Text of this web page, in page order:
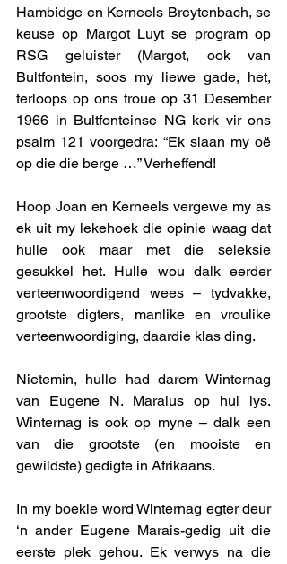
Hambidge en Kerneels Breytenbach, se
keuse op Margot Luyt se program op
RSG geluister (Margot, ook van
Bultfontein, soos my liewe gade, het,
terloops op ons troue op 31 Desember
1966 in Bultfonteinse NG kerk vir ons
psalm 121 voorgedra: “Ek slaan my oë
op die die berge …” Verheffend!
Hoop Joan en Kerneels vergewe my as
ek uit my lekehoek die opinie waag dat
hulle ook maar met die seleksie
gesukkel het. Hulle wou dalk eerder
verteenwoordigend wees – tydvakke,
grootste digters, manlike en vroulike
verteenwoordiging, daardie klas ding.
Nietemin, hulle had darem Winternag
van Eugene N. Maraius op hul lys.
Winternag is ook op myne – dalk een
van die grootste (en mooiste en
gewildste) gedigte in Afrikaans.
In my boekie word Winternag egter deur
‘n ander Eugene Marais-gedig uit die
eerste plek gehou. Ek verwys na die